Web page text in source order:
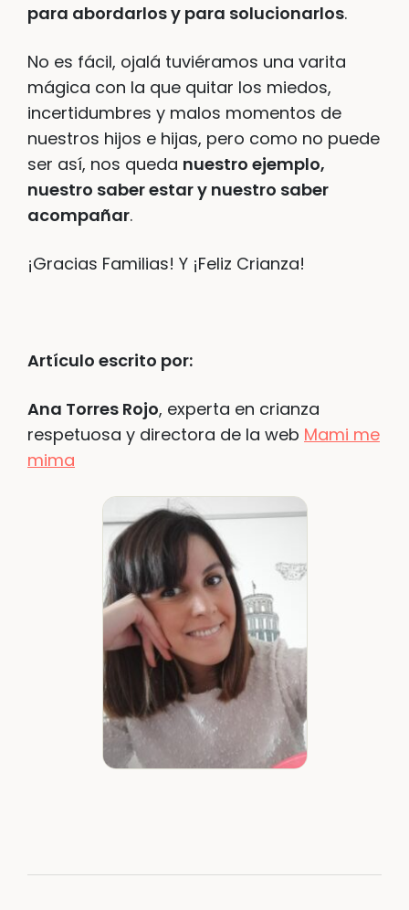
para abordarlos y para solucionarlos.
No es fácil, ojalá tuviéramos una varita
mágica con la que quitar los miedos,
incertidumbres y malos momentos de
nuestros hijos e hijas, pero como no puede
ser así, nos queda nuestro ejemplo,
nuestro saber estar y nuestro saber
acompañar.
¡Gracias Familias! Y ¡Feliz Crianza!
Artículo escrito por:
Ana Torres Rojo, experta en crianza
respetuosa y directora de la web Mami me
mima